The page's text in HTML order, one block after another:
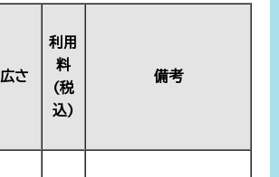
広さ
利用
料
(税
込)
備考